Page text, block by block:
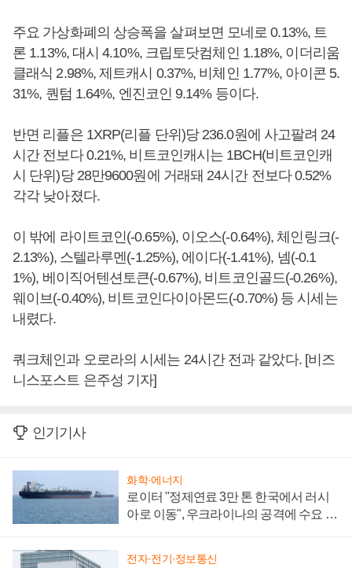
주요 가상화폐의 상승폭을 살펴보면 모네로 0.13%, 트
론 1.13%, 대시 4.10%, 크립토닷컴체인 1.18%, 이더리움
클래식 2.98%, 제트캐시 0.37%, 비체인 1.77%, 아이콘 5.
31%, 퀀텀 1.64%, 엔진코인 9.14% 등이다.
반면 리플은 1XRP(리플 단위)당 236.0원에 사고팔려 24
시간 전보다 0.21%, 비트코인캐시는 1BCH(비트코인캐
시 단위)당 28만9600원에 거래돼 24시간 전보다 0.52%
각각 낮아졌다.
이 밖에 라이트코인(-0.65%), 이오스(-0.64%), 체인링크(-
2.13%), 스텔라루멘(-1.25%), 에이다(-1.41%), 넴(-0.1
1%), 베이직어텐션토큰(-0.67%), 비트코인골드(-0.26%),
웨이브(-0.40%), 비트코인다이아몬드(-0.70%) 등 시세는
내렸다.
쿼크체인과 오로라의 시세는 24시간 전과 같았다. [비즈
니스포스트 은주성 기자]
인기기사
화학·에너지
로이터 "정제연료 3만 톤 한국에서 러시
아로 이동", 우크라이나의 공격에 수요 늘
전자·전기·정보통신